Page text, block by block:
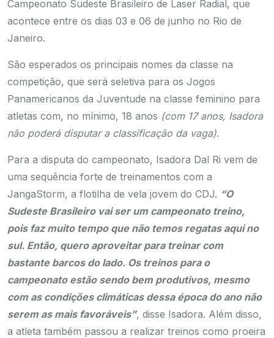
Campeonato Sudeste Brasileiro de Laser Radial, que
acontece entre os dias 03 e 06 de junho no Rio de
Janeiro.
São esperados os principais nomes da classe na
competição, que será seletiva para os Jogos
Panamericanos da Juventude na classe feminino para
atletas com, no mínimo, 18 anos (com 17 anos, Isadora
não poderá disputar a classificação da vaga).
Para a disputa do campeonato, Isadora Dal Ri vem de
uma sequência forte de treinamentos com a
JangaStorm, a flotilha de vela jovem do CDJ. “O
Sudeste Brasileiro vai ser um campeonato treino,
pois faz muito tempo que não temos regatas aqui no
sul. Então, quero aproveitar para treinar com
bastante barcos do lado. Os treinos para o
campeonato estão sendo bem produtivos, mesmo
com as condições climáticas dessa época do ano não
serem as mais favoráveis”, disse Isadora. Além disso,
a atleta também passou a realizar treinos como proeira